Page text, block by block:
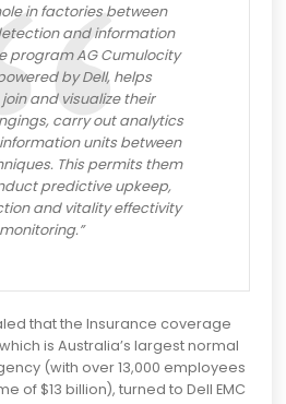
in factories between
and information
program AG Cumulocity
by Dell, helps
and visualize their
carry out analytics
units between
This permits them
predictive upkeep,
and vitality effectivity
monitoring.”
that the Insurance coverage
is Australia’s largest normal
(with over 13,000 employees
of $13 billion), turned to Dell EMC